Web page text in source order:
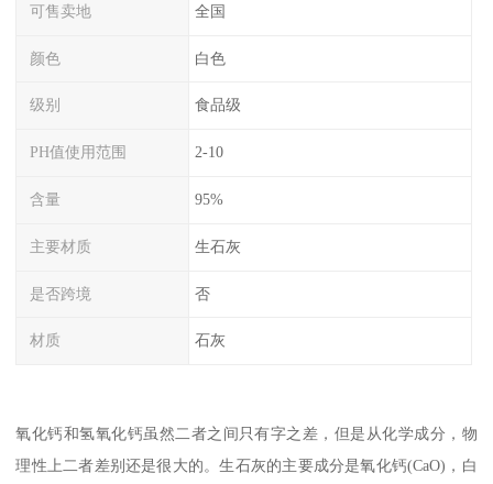
可售卖地 全国
颜色 白色
级别 食品级
PH值使用范围 2-10
含量 95%
主要材质 生石灰
是否跨境 否
材质 石灰
氧化钙和氢氧化钙虽然二者之间只有字之差，但是从化学成分，物
理性上二者差别还是很大的。生石灰的主要成分是氧化钙(CaO)，白